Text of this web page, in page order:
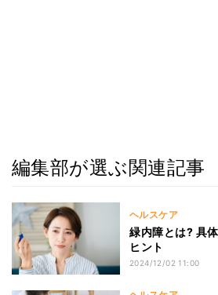
編集部が選ぶ関連記事
ヘルスケア
緑内障とは? 具
ヒント
2024/12/02 11:00